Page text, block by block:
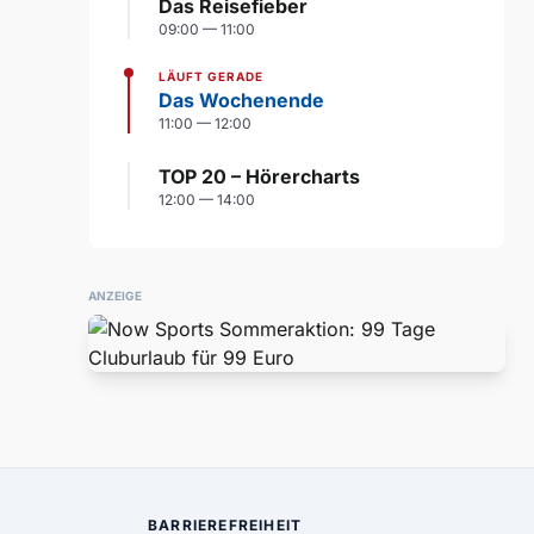
Das Reisefieber
09:00 — 11:00
LÄUFT GERADE
Das Wochenende
11:00 — 12:00
TOP 20 – Hörercharts
12:00 — 14:00
ANZEIGE
BARRIEREFREIHEIT